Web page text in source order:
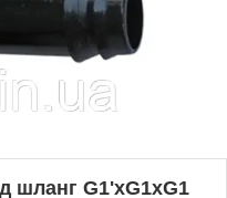
шланг G1'хG1хG1